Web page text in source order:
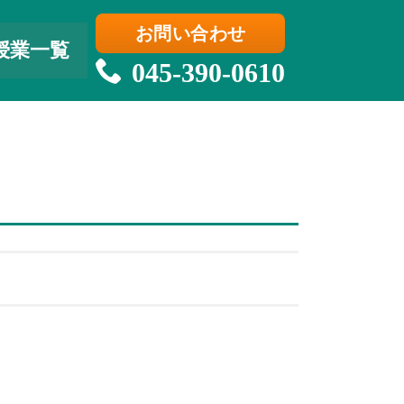
業一覧
お問い合わせ
045-390-0610